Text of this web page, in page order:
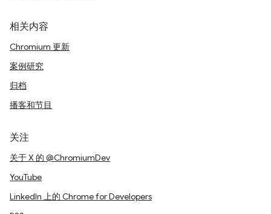
相关内容
Chromium 更新
案例研究
归档
播客和节目
关注
关于 X 的 @ChromiumDev
YouTube
LinkedIn 上的 Chrome for Developers